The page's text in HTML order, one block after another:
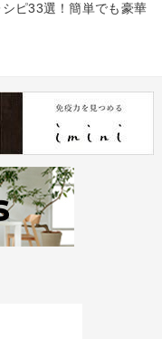
ピ33選！簡単でも豪華